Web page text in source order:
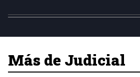
Más de Judicial